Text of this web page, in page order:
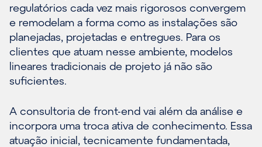
regulatórios cada vez mais rigorosos convergem
e remodelam a forma como as instalações são
planejadas, projetadas e entregues. Para os
clientes que atuam nesse ambiente, modelos
lineares tradicionais de projeto já não são
suficientes.
A consultoria de front-end vai além da análise e
incorpora uma troca ativa de conhecimento. Essa
atuação inicial, tecnicamente fundamentada,